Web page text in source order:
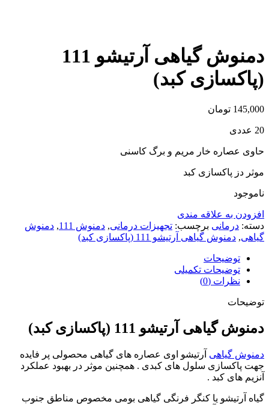
دمنوش گیاهی آرتیشو 111
(پاکسازی کبد)
145,000 تومان
20 عددی
حاوی عصاره خار مریم و برگ کاسنی
موثر دز پاکسازی کبد
ناموجود
افزودن به علاقه مندی
دسته: درمانی برچسب: تجهیزات درمانی, دمنوش 111 , دمنوش
گیاهی, دمنوش گیاهی آرتیشو 111 (پاکسازی کبد)
توضیحات
توضیحات تکمیلی
نظرات (0)
توضیحات
دمنوش گیاهی آرتیشو 111 (پاکسازی کبد)
دمنوش گیاهی آرتیشو اوی عصاره های گیاهی محصولی پر فایده
جهت پاکسازی سلول های کبدی . همچنین موثر در بهبود عملکرد
آنزیم های کبد .
گیاه آرتیشو یا کنگر فرنگی گیاهی بومی مخصوص مناطق جنوب